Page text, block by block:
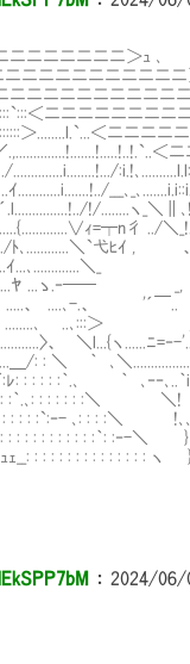
二二二二二二二
二二二二二二二二二二
二二二二二二二二二二
＜二二二二二二二
＞........l.`...＜二二
／
..............i........!.../:i.!､
ｲ............i.......!../___､_､
´.l...............!../!/........ヽ_
:!.....{.............∨ｨ=┬n彳
ﾄ､............＼`
ｲ...､
ゝ.‐── _, /::j i､
....､-.、 '´￣
､ ..､:::＞
、 ＼l...{ヽ......ﾆ=‐-
: ＼ ｀ ､＼
:｀.､ ｀ ､‐‐､..｀i /ヽ
: : : : : :＼ ＼! !〉! !
､: : : :＼ !､､!!!､ !
: : : : : : : : : : : :｀:
__: : : : : : : : : : : : :
： 2024/06/